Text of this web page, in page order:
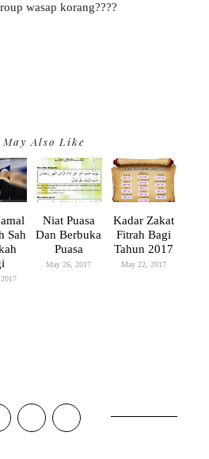
wasap korang????
May Also Like
Sah
Niat Puasa
Dan Berbuka
Puasa
May 26, 2017
Kadar Zakat
Fitrah Bagi
Tahun 2017
May 22, 2017